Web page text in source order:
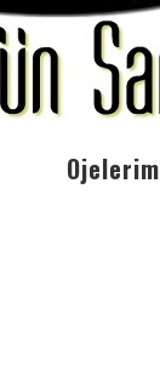
Ojelerim